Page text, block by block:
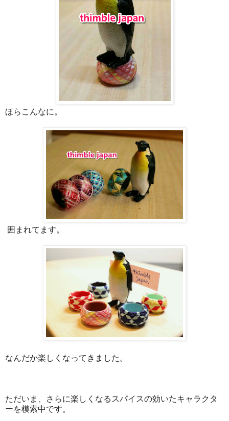
ほらこんなに。
囲まれてます。
なんだか楽しくなってきました。
ただいま、さらに楽しくなるスパイスの効いたキャラクタ
ーを模索中です。